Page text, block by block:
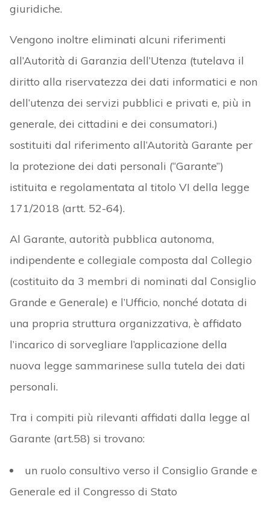
giuridiche.
Vengono inoltre eliminati alcuni riferimenti
all’Autorità di Garanzia dell’Utenza (tutelava il
diritto alla riservatezza dei dati informatici e non
dell’utenza dei servizi pubblici e privati e, più in
generale, dei cittadini e dei consumatori.)
sostituiti dal riferimento all’Autorità Garante per
la protezione dei dati personali (“Garante”)
istituita e regolamentata al titolo VI della legge
171/2018 (artt. 52-64).
Al Garante, autorità pubblica autonoma,
indipendente e collegiale composta dal Collegio
(costituito da 3 membri di nominati dal Consiglio
Grande e Generale) e l’Ufficio, nonché dotata di
una propria struttura organizzativa, è affidato
l’incarico di sorvegliare l’applicazione della
nuova legge sammarinese sulla tutela dei dati
personali.
Tra i compiti più rilevanti affidati dalla legge al
Garante (art.58) si trovano:
un ruolo consultivo verso il Consiglio Grande e
Generale ed il Congresso di Stato